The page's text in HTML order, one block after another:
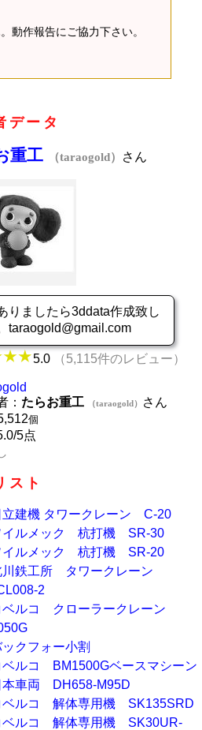
動作報告にご協力下さい。
データ
重工 （taraogold） さん
りましたら3ddata作成致し
taraogold@gmail.com
5.0 （5,115件のレビュー）
： たらお重工 （taraogold）
さん
個
5点
スト
立建機 タワークレーン C-20
イルメック 杭打機 SR-30
イルメック 杭打機 SR-20
川鉄工所 タワークレーン
2
ベルコ クローラークレーン
クフォー小割
ベルコ BM1500Gベースマシーン
本車両 DH658-M95D
ベルコ 解体専用機 SK135SRD
ベルコ 解体専用機 SK30UR-